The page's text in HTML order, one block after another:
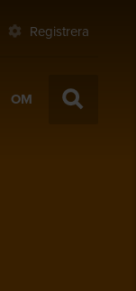
Registrera
OM